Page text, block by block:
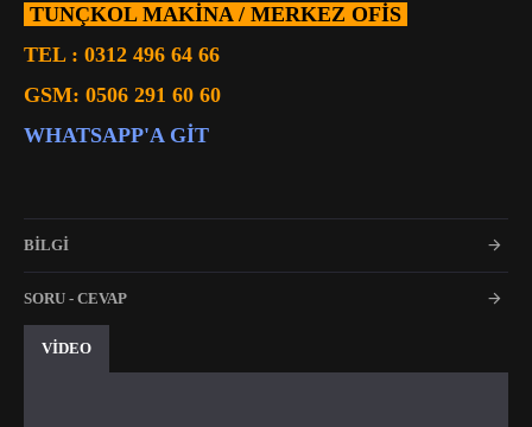
TUNÇKOL MAKİNA / MERKEZ OFIS
TEL : 0312 496 64 66
GSM: 0506 291 60 60
WHATSAPP'A GIT
BİLGİ
SORU - CEVAP
VİDEO